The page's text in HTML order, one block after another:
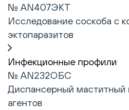
№ AN407ЭКТ
Исследование соскоба с
эктопаразитов
Инфекционные профили
№ AN232ОБС
Диспансерный маститный
агентов